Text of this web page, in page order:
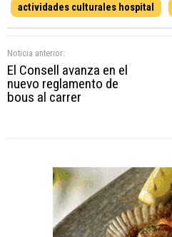
actividades culturales hospital
Noticia anterior:
El Consell avanza en el
nuevo reglamento de
bous al carrer